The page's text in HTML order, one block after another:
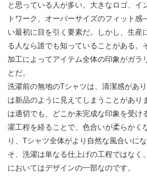
と思っている人が多い。大きなロゴ、イ
トワーク、オーバーサイズのフィット
い最初に目を引く要素だ。しかし、生産
る人なら誰でも知っていることがある。
加工によってアイテム全体の印象がガラ
とだ。
洗濯前の無地のTシャツは、清潔感があ
は新品のように見えてしまうことがあり
は適切でも、どこか未完成な印象を受け
濯工程を経ることで、色合いが柔らかく
り、Tシャツ全体がより自然な風合いに
そ、洗濯は単なる仕上げの工程ではなく
においてはデザインの一部なのです。